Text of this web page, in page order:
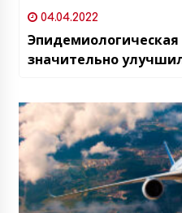
04.04.2022
Эпидемиологическая
значительно